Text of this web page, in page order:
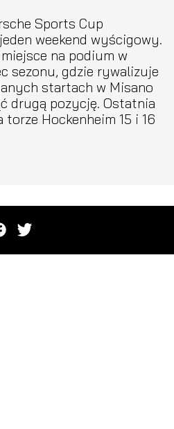
Sports Cup
weekend wyścigowy.
na podium w
sezonu, gdzie rywalizuje
startach w Misano
drugą pozycję. Ostatnia
Hockenheim 15 i 16